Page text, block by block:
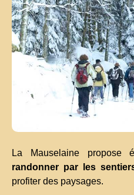
La Mauselaine propose
randonner par les
profiter des paysages.